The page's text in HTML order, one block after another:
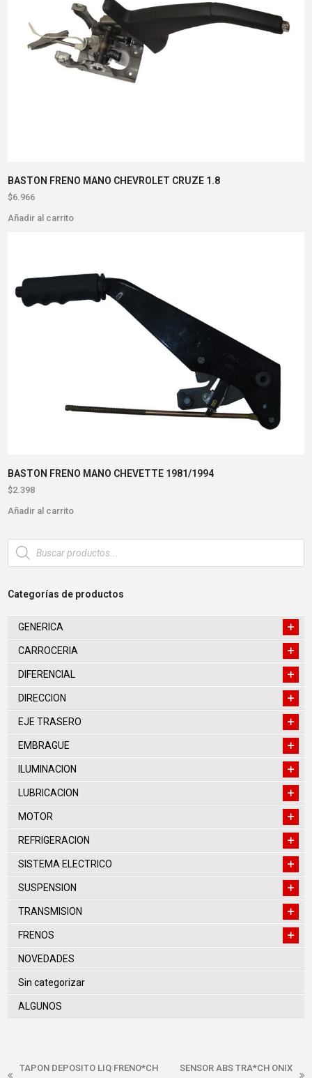
BASTON FRENO MANO CHEVROLET CRUZE 1.8
$6.966
Añadir al carrito
BASTON FRENO MANO CHEVETTE 1981/1994
$2.398
Añadir al carrito
Búsqueda
de
productos
Categorías de productos
GENERICA
CARROCERIA
DIFERENCIAL
DIRECCION
EJE TRASERO
EMBRAGUE
ILUMINACION
LUBRICACION
MOTOR
REFRIGERACION
SISTEMA ELECTRICO
SUSPENSION
TRANSMISION
FRENOS
NOVEDADES
Sin categorizar
ALGUNOS
TAPON DEPOSITO LIQ FRENO*CH
SENSOR ABS TRA*CH ONIX